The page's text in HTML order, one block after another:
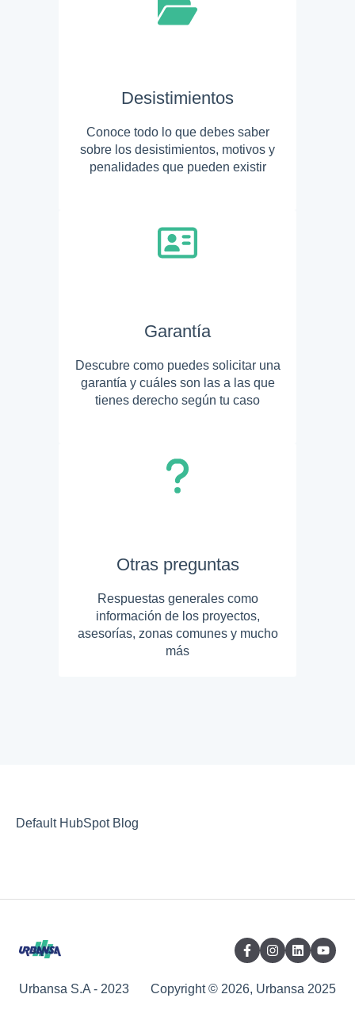
Desistimientos
Conoce todo lo que debes saber
sobre los desistimientos, motivos y
penalidades que pueden existir
Garantía
Descubre como puedes solicitar una
garantía y cuáles son las a las que
tienes derecho según tu caso
Otras preguntas
Respuestas generales como
información de los proyectos,
asesorías, zonas comunes y mucho
más
Default HubSpot Blog
Urbansa S.A - 2023 Copyright © 2026, Urbansa 2025